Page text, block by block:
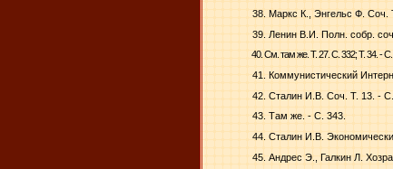
38. Маркс К., Энгельс Ф. Соч.
39. Ленин В.И. Полн. собр.
40. См. там же. Т. 27. С. 332; Т. 34. - С.
41. Коммунистический
42. Сталин И.В. Соч. Т. 13. - С.
43. Там же. - С. 343.
44. Сталин И.В.
45. Андрес Э., Галкин Л.